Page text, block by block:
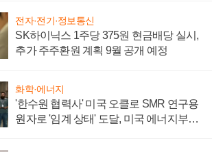
전자·전기·정보통신
SK하이닉스 1주당 375원 현금배당 실시,
추가 주주환원 계획 9월 공개 예정
화학·에너지
'한수원 협력사' 미국 오클로 SMR 연구용
원자로 '임계 상태' 도달, 미국 에너지부